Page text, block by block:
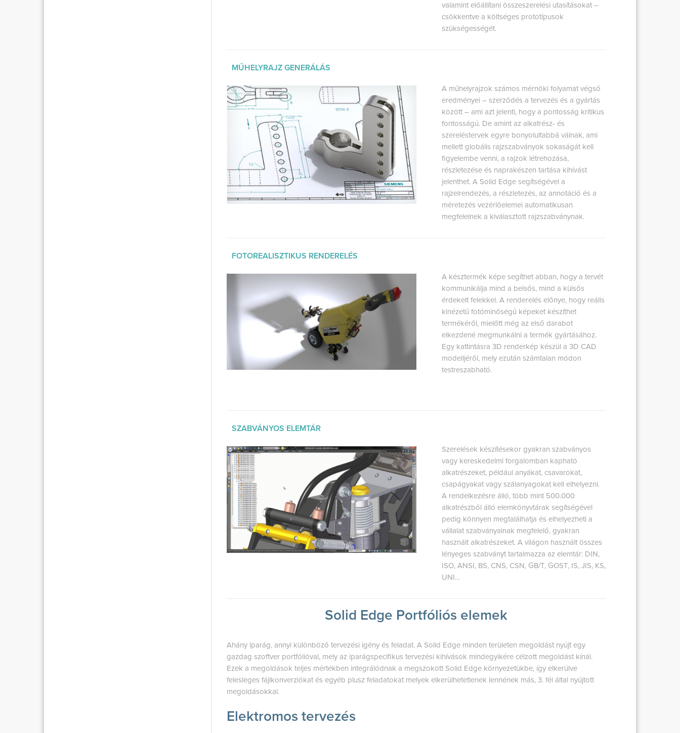
valamint előállítani összeszerelési utasításokat –
csökkentve a költséges prototípusok
szükségességét.
MŰHELYRAJZ GENERÁLÁS
A műhelyrajzok számos mérnöki folyamat végső
eredményei – szerződés a tervezés és a gyártás
között – ami azt jelenti, hogy a pontosság kritikus
fontosságú. De amint az alkatrész- és
szereléstervek egyre bonyolultabbá válnak, ami
mellett globális rajzszabványok sokaságát kell
figyelembe venni, a rajzok létrehozása,
részletezése és naprakészen tartása kihívást
jelenthet. A Solid Edge segítségével a
rajzelrendezés, a részletezés, az annotáció és a
méretezés vezérlőelemei automatikusan
megfelelnek a kiválasztott rajzszabványnak.
FOTOREALISZTIKUS RENDERELÉS
A késztermék képe segíthet abban, hogy a tervét
kommunikálja mind a belsős, mind a külsős
érdekelt felekkel. A renderelés előnye, hogy reális
kinézetű fotóminőségű képeket készíthet
termékéről, mielőtt még az első darabot
elkezdené megmunkálni a termék gyártásához.
Egy kattintásra 3D renderkép készül a 3D CAD
modelljéről, mely ezután számtalan módon
testreszabható.
SZABVÁNYOS ELEMTÁR
Szerelések készítésekor gyakran szabványos
vagy kereskedelmi forgalomban kapható
alkatrészeket, például anyákat, csavarokat,
csapágyakat vagy szálanyagokat kell elhelyezni.
A rendelkezésre álló, több mint 500.000
alkatrészből álló elemkönyvtárak segítségével
pedig könnyen megtalálhatja és elhelyezheti a
vállalat szabványainak megfelelő, gyakran
használt alkatrészeket. A világon használt összes
lényeges szabványt tartalmazza az elemtár: DIN,
ISO, ANSI, BS, CNS, CSN, GB/T, GOST, IS, JIS, KS,
UNI…
Solid Edge Portfóliós elemek
Ahány iparág, annyi különböző tervezési igény és feladat. A Solid Edge minden területen megoldást nyújt egy
gazdag szoftver portfólióval, mely az iparágspecifikus tervezési kihívások mindegyikére célzott megoldást kínál.
Ezek a megoldások teljes mértékben integrálódnak a megszokott Solid Edge környezetükbe, így elkerülve
felesleges fájlkonverziókat és egyéb plusz feladatokat melyek elkerülhetetlenek lennének más, 3. fél által nyújtott
megoldásokkal.
Elektromos tervezés